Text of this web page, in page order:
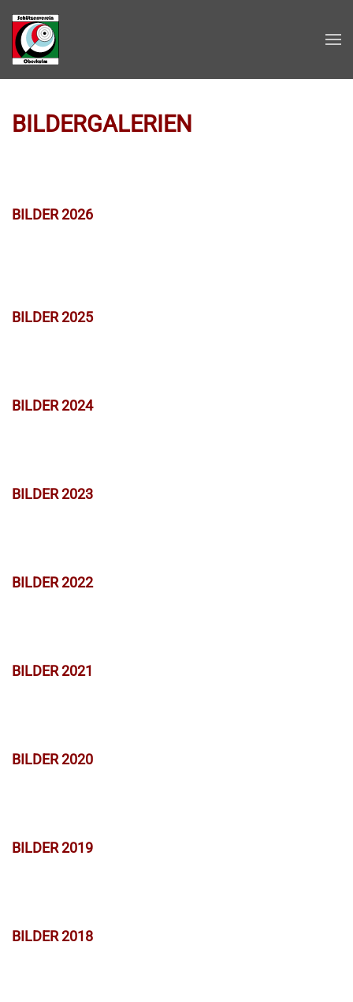
Zum Hauptinhalt springen
BILDERGALERIEN
BILDER 2026
BILDER 2025
BILDER 2024
BILDER 2023
BILDER 2022
BILDER 2021
BILDER 2020
BILDER 2019
BILDER 2018